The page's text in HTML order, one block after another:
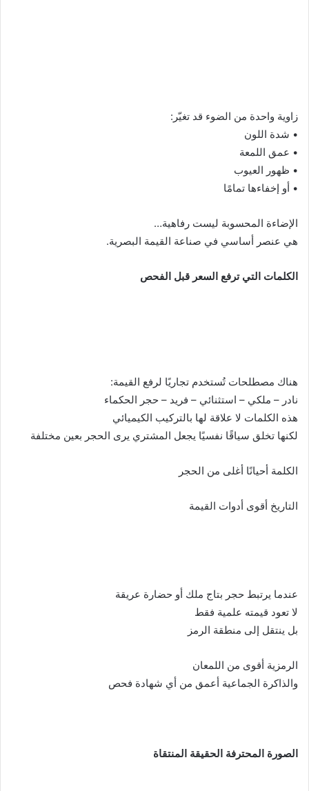
زاوية واحدة من الضوء قد تغيّر:
• شدة اللون
• عمق اللمعة
• ظهور العيوب
• أو إخفاءها تمامًا
الإضاءة المحسوبة ليست رفاهية…
هي عنصر أساسي في صناعة القيمة البصرية.
الكلمات التي ترفع السعر قبل الفحص
هناك مصطلحات تُستخدم تجاريًا لرفع القيمة:
نادر – ملكي – استثنائي – فريد – حجر الحكماء
هذه الكلمات لا علاقة لها بالتركيب الكيميائي
لكنها تخلق سياقًا نفسيًا يجعل المشتري يرى الحجر بعين مختلفة
الكلمة أحيانًا أغلى من الحجر
التاريخ أقوى أدوات القيمة
عندما يرتبط حجر بتاج ملك أو حضارة عريقة
لا تعود قيمته علمية فقط
بل ينتقل إلى منطقة الرمز
الرمزية أقوى من اللمعان
والذاكرة الجماعية أعمق من أي شهادة فحص
الصورة المحترفة الحقيقة المنتقاة